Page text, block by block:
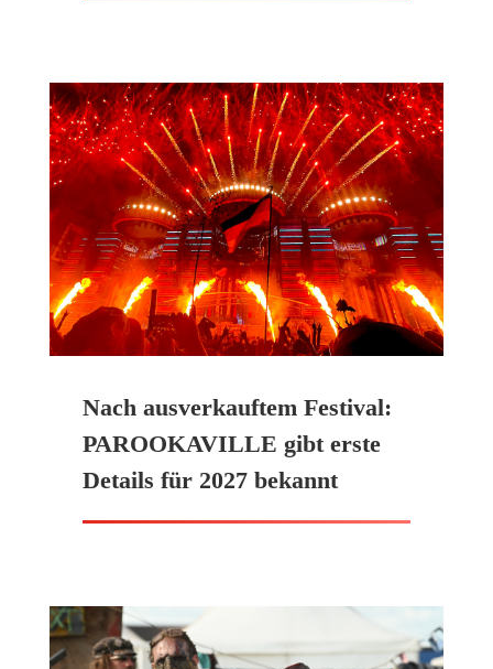
Nach ausverkauftem Festival:
PAROOKAVILLE gibt erste
Details für 2027 bekannt